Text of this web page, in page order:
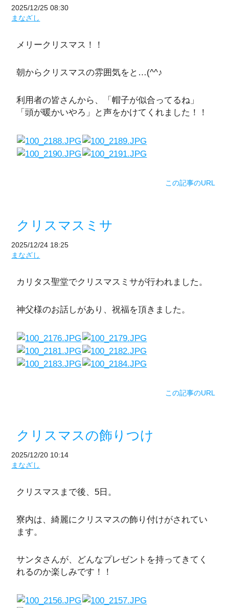
2025/12/25 08:30
まなざし
メリークリスマス！！
朝からクリスマスの雰囲気をと…(^^♪
利用者の皆さんから、「帽子が似合ってるね」
「頭が暖かいやろ」と声をかけてくれました！！
この記事のURL
クリスマスミサ
2025/12/24 18:25
まなざし
カリタス聖堂でクリスマスミサが行われました。
神父様のお話しがあり、祝福を頂きました。
この記事のURL
クリスマスの飾りつけ
2025/12/20 10:14
まなざし
クリスマスまで後、5日。
寮内は、綺麗にクリスマスの飾り付けがされてい
ます。
サンタさんが、どんなプレゼントを持ってきてく
れるのか楽しみです！！